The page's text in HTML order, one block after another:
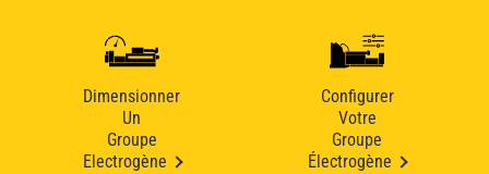
Dimensionner
Un
Groupe
Electrogène
Configurer
Votre
Groupe
Électrogène